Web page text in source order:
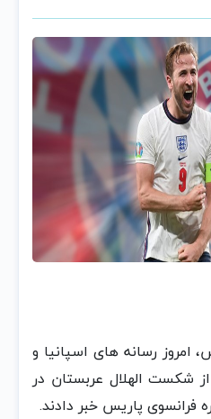
امروز رسانه های اسپانیا و
شکست الهلال عربستان در
فرانسوی پاریس خبر دادند.